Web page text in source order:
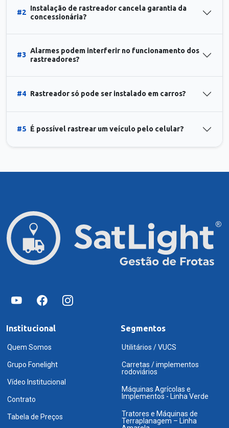
#2
Instalação de rastreador cancela garantia da
concessionária?
#3
Alarmes podem interferir no funcionamento dos
rastreadores?
#4 Rastreador só pode ser instalado em carros?
#5 É possível rastrear um veículo pelo celular?
Institucional
Quem Somos
Grupo Fonelight
Vídeo Institucional
Contrato
Tabela de Preços
Segmentos
Utilitários / VUCS
Carretas / implementos
rodoviários
Máquinas Agrícolas e
Implementos - Linha Verde
Tratores e Máquinas de
Terraplanagem – Linha